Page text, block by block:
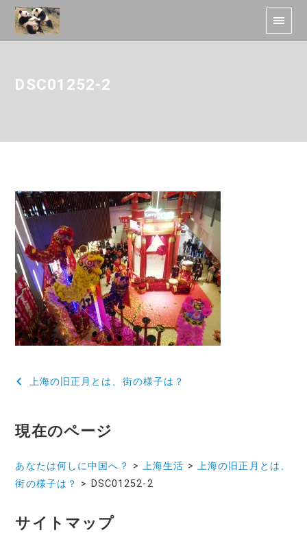
DSC01252-2
投
ナ
ゲ
シ
上海の旧正月とは、街の様子は？
現在のページ
あなたは何しに中国へ？ >上海生活 > 上海の旧正月とは、
街の様子は？ > DSC01252-2
サイトマップ